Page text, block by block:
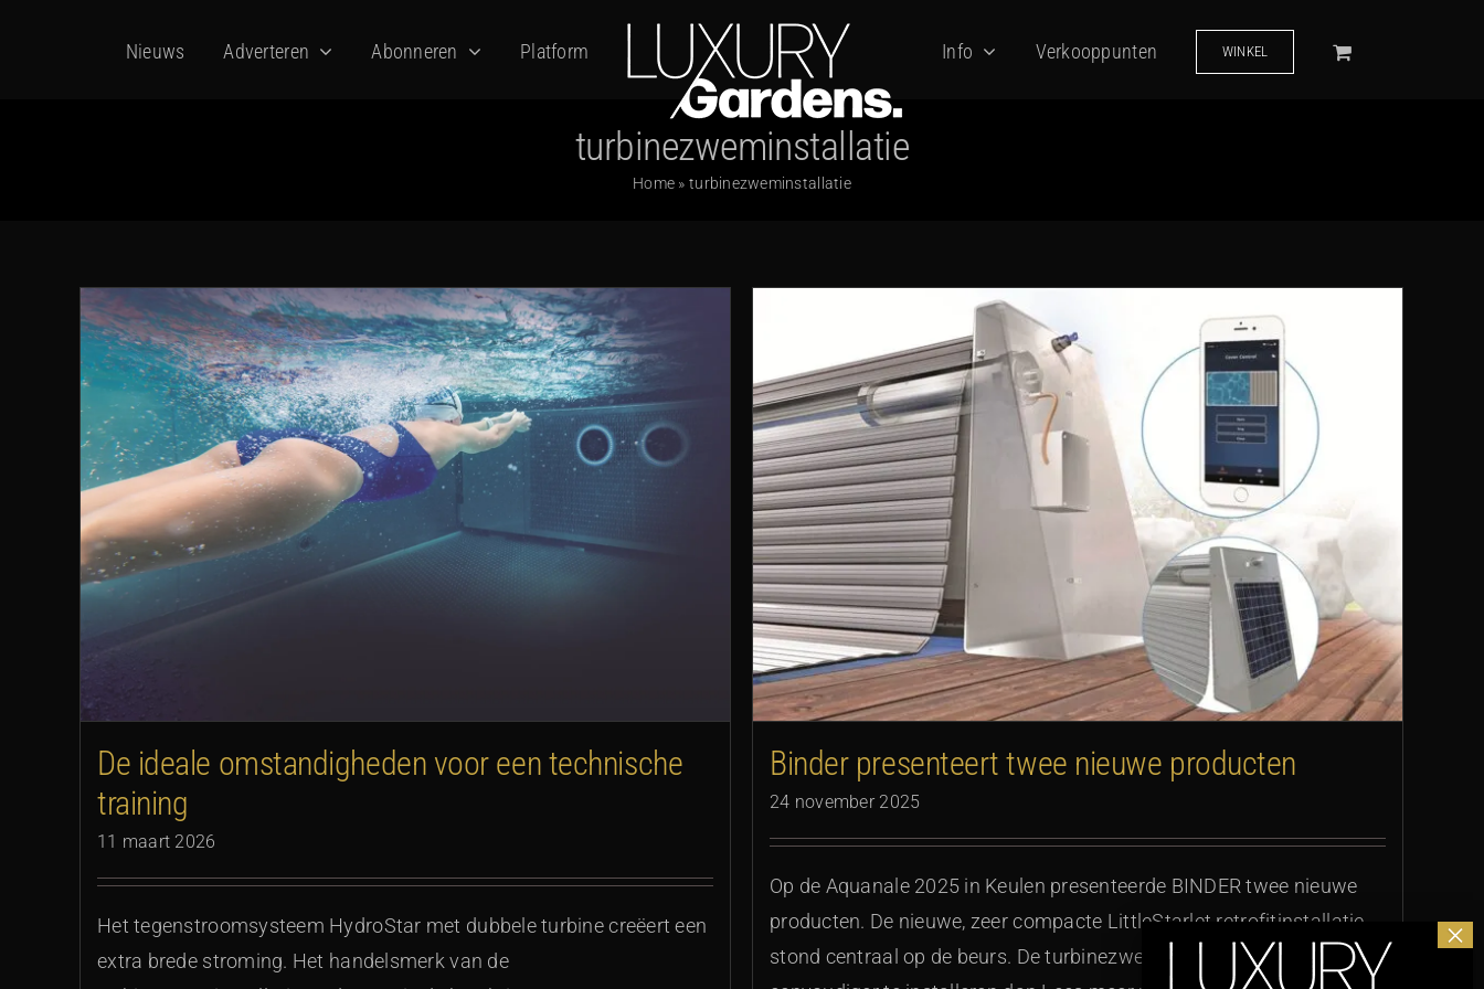
Nieuws Adverteren Abonneren Platform Info Verkooppunten WINKEL
turbinezweminstallatie
Home » turbinezweminstallatie
De ideale omstandigheden voor een technische
training
11 maart 2026
Het tegenstroomsysteem HydroStar met dubbele turbine creëert een
extra brede stroming. Het handelsmerk van de
Binder presenteert twee nieuwe producten
Binder presenteert twee nieuwe producten
24 november 2025
Op de Aquanale 2025 in Keulen presenteerde BINDER twee nieuwe
producten. De nieuwe, zeer compacte LittleStarlet retrofitinstallatie
stond centraal op de beurs. De turbinezweminstallatie is nog